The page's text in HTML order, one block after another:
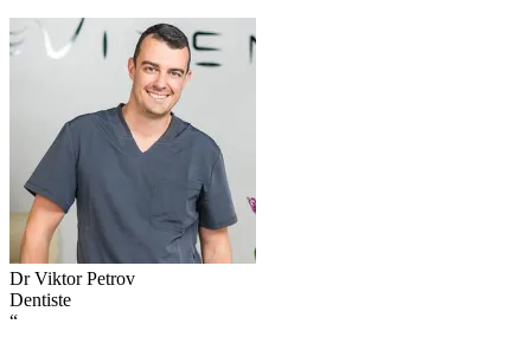
Dr Viktor Petrov
Dentiste
“